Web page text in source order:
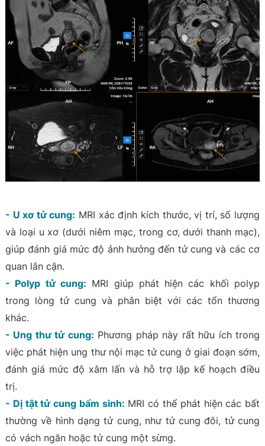
- U xơ tử cung: MRI xác định kích thước, vị trí, số lượng
và loại u xơ (dưới niêm mạc, trong cơ, dưới thanh mạc),
giúp đánh giá mức độ ảnh hưởng đến tử cung và các cơ
quan lân cận.
- Polyp tử cung: MRI giúp phát hiện các khối polyp
trong lòng tử cung và phân biệt với các tổn thương
khác.
- Ung thư tử cung: Phương pháp này rất hữu ích trong
việc phát hiện ung thư nội mạc tử cung ở giai đoạn sớm,
đánh giá mức độ xâm lấn và hỗ trợ lập kế hoạch điều
trị.
- Dị tật tử cung bẩm sinh: MRI có thể phát hiện các bất
thường về hình dạng tử cung, như tử cung đôi, tử cung
có vách ngăn hoặc tử cung một sừng.